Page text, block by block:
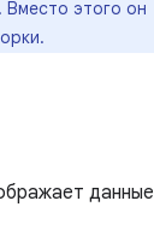
Вместо этого он
данные